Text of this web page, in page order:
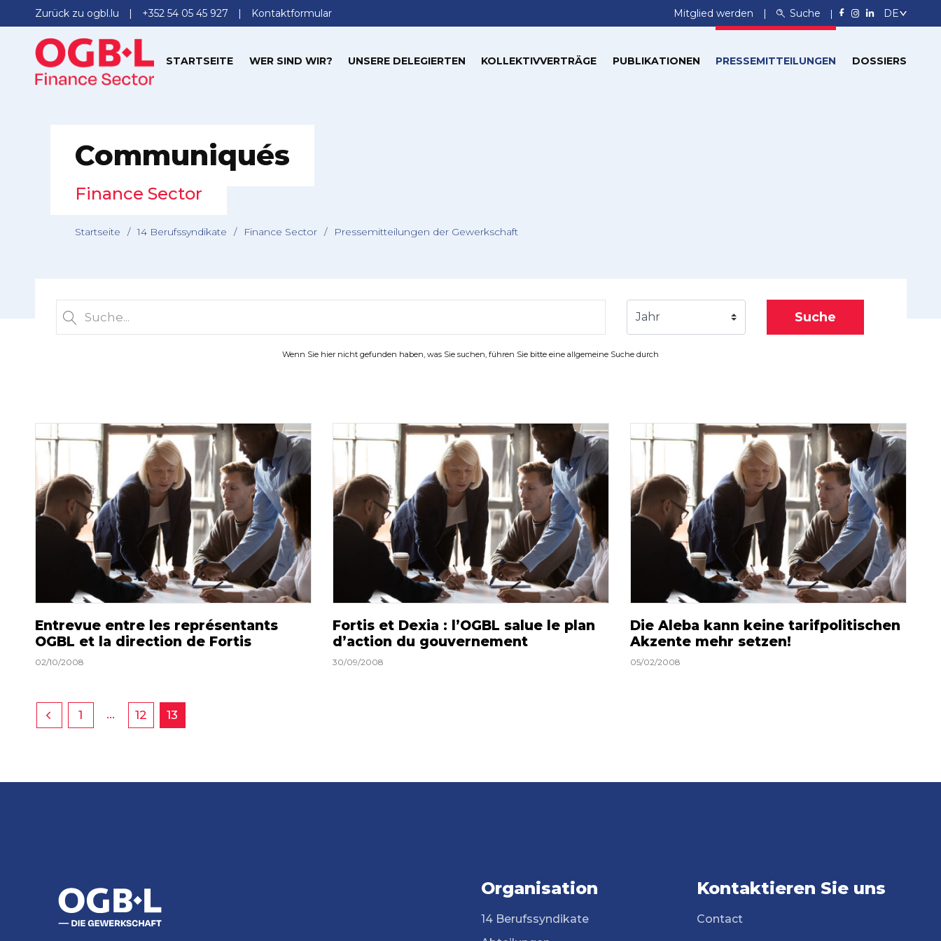
Zurück zu ogbl.lu +352 54 05 45 927 Kontaktformular Mitglied werden Suche
STARTSEITE WER SIND WIR? UNSERE DELEGIERTEN KOLLEKTIVVERTRÄGE PUBLIKATIONEN PRESSEMITTEILUNGEN DOSSIERS
Communiqués
Finance Sector
Startseite / 14 Berufssyndikate / Finance Sector / Pressemitteilungen der Gewerkschaft
Jahr Suche
Wenn Sie hier nicht gefunden haben, was Sie suchen, führen Sie bitte eine allgemeine Suche durch
Entrevue entre les représentants
OGBL et la direction de Fortis
02/10/2008
Fortis et Dexia : l’OGBL salue le plan
d’action du gouvernement
30/09/2008
Die Aleba kann keine tarifpolitischen
Akzente mehr setzen!
05/02/2008
1 … 12 13
Organisation
14 Berufssyndikate
Kontaktieren Sie uns
Contact